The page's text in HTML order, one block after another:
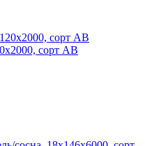
сорт АВ